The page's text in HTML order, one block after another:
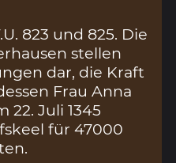
823 und 825. Die
stellen
dar, die Kraft
Frau Anna
22. Juli 1345
für 47000